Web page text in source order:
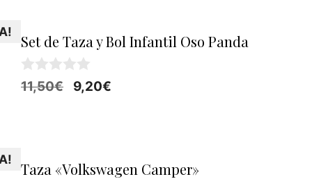
Set de Taza y Bol Infantil Oso Panda
0
d
11,50€
El
11,50€.
9,20€
9,20€.
Taza «Volkswagen Camper»